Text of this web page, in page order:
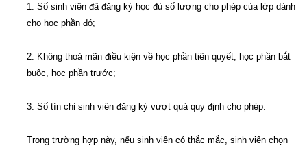
1. Số sinh viên đã đăng ký học đủ số lượng cho phép của lớpdành
cho học phần đó;
2. Không thoả mãn điều kiện về học phần tiên quyết, học phần bắt
buộc, học phần trước;
3. Số tín chỉ sinh viên đăng ký vượt quá quy định cho phép.
Trong trường hợp này, nếu sinh viên có thắc mắc, sinh viên chọn